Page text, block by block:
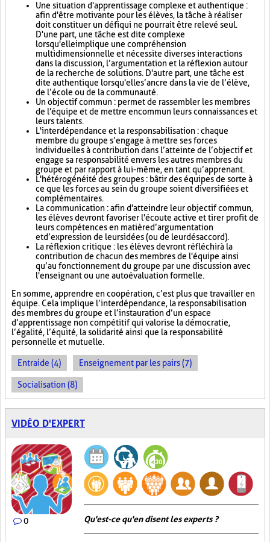
Une situation d'apprentissage complexe et authentique :
afin d'être motivante pour les élèves, la tâche à réaliser
doit constituer un défi qui ne pourrait être relevé seul.
D'une part, une tâche est dite complexe
lorsqu'elle implique une compréhension
multidimensionnelle et nécessite diverses interactions
dans la discussion, l’argumentation et la réflexion autour
de la recherche de solutions. D'autre part, une tâche est
dite authentique lorsqu'elle s’ancre dans la vie de l’élève,
de l’école ou de la communauté.
Un objectif commun : permet de rassembler les membres
de l'équipe et de mettre en commun leurs connaissances et
leurs talents.
L'interdépendance et la responsabilisation : chaque
membre du groupe s’engage à mettre ses forces
individuelles à contribution dans l’atteinte de l’objectif et
engage sa responsabilité envers les autres membres du
groupe et par rapport à lui-même, en tant qu’apprenant.
L'hétérogénéité des groupes : bâtir des équipes de sorte à
ce que les forces au sein du groupe soient diversifiées et
complémentaires.
La communication : afin d'atteindre leur objectif commun,
les élèves devront favoriser l'écoute active et tirer profit de
leurs compétences en matière d’argumentation
et d’expression de leurs idées (ou de leur désaccord).
La réflexion critique : les élèves devront réfléchir à la
contribution de chacun des membres de l'équipe ainsi
qu’au fonctionnement du groupe par une discussion avec
l'enseignant ou une autoévaluation formelle.
En somme, apprendre en coopération, c’est plus que travailler en
équipe. Cela implique l’interdépendance, la responsabilisation
des membres du groupe et l’instauration d’un espace
d’apprentissage non compétitif qui valorise la démocratie,
l’égalité, l’équité, la solidarité ainsi que la responsabilité
personnelle et mutuelle.
Entraide (4) Enseignement par les pairs (7)
Socialisation (8)
VIDÉO D'EXPERT
0 Qu'est-ce qu'en disent les experts ?